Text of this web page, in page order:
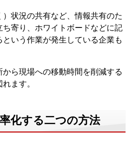
状況の共有など、情報共有のた
寄り、ホワイトボードなどに記
という作業が発生している企業も
ら現場への移動時間を削減する
ます。
化する二つの方法